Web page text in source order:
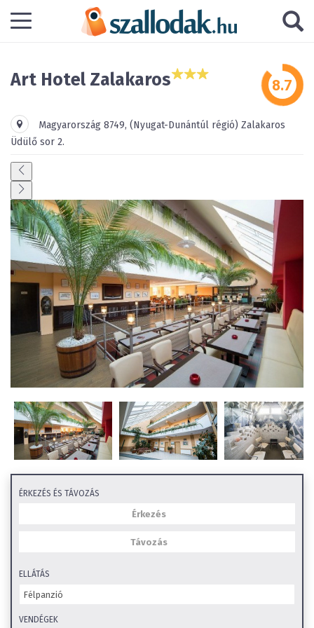
Art Hotel Zalakaros
Magyarország 8749, (Nyugat-Dunántúl régió) Zalakaros
Üdülő sor 2.
ÉRKEZÉS ÉS TÁVOZÁS
ELLÁTÁS
VENDÉGEK